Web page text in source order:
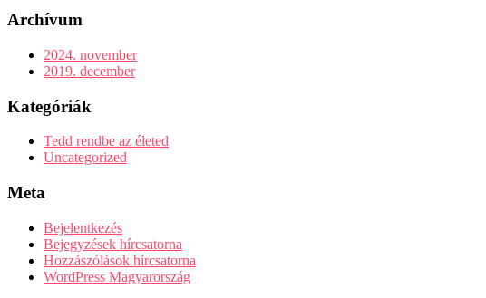
Archívum
2024. november
2019. december
Kategóriák
Tedd rendbe az életed
Uncategorized
Meta
Bejelentkezés
Bejegyzések hírcsatorna
Hozzászólások hírcsatorna
WordPress Magyarország